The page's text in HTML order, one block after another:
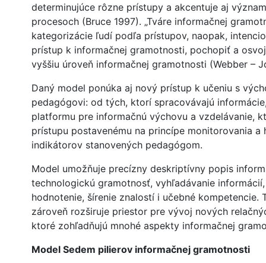
determinujúce rôzne prístupy a akcentuje aj
procesoch (Bruce 1997). „Tváre informačnej
kategorizácie ľudí podľa prístupov, naopak,
prístup k informačnej gramotnosti, pochopiť a
vyššiu úroveň informačnej gramotnosti (Webber –
Daný model ponúka aj nový prístup k učeniu s
pedagógovi: od tých, ktorí spracovávajú
platformu pre informačnú výchovu a vzdelávanie,
prístupu postavenému na princípe monitorovania
indikátorov stanovených pedagógom.
Model umožňuje precízny deskriptívny popis
technologickú gramotnosť, vyhľadávanie
hodnotenie, šírenie znalostí i učebné kompetencie.
zároveň rozširuje priestor pre vývoj nových
ktoré zohľadňujú mnohé aspekty informačnej
Model Sedem pilierov informačnej gramotnosti